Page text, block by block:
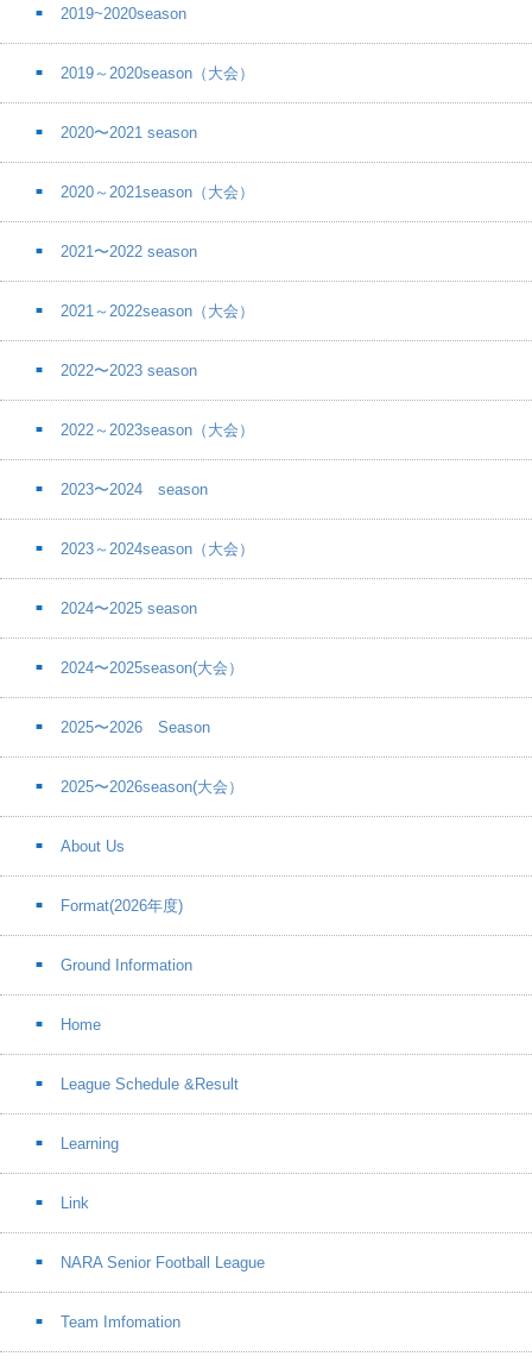
2019~2020season
2019～2020season（大会）
2020〜2021 season
2020～2021season（大会）
2021〜2022 season
2021～2022season（大会）
2022〜2023 season
2022～2023season（大会）
2023〜2024 season
2023～2024season（大会）
2024〜2025 season
2024〜2025season(大会）
2025〜2026 Season
2025〜2026season(大会）
About Us
Format(2026年度)
Ground Information
Home
League Schedule &Result
Learning
Link
NARA Senior Football League
Team Imfomation